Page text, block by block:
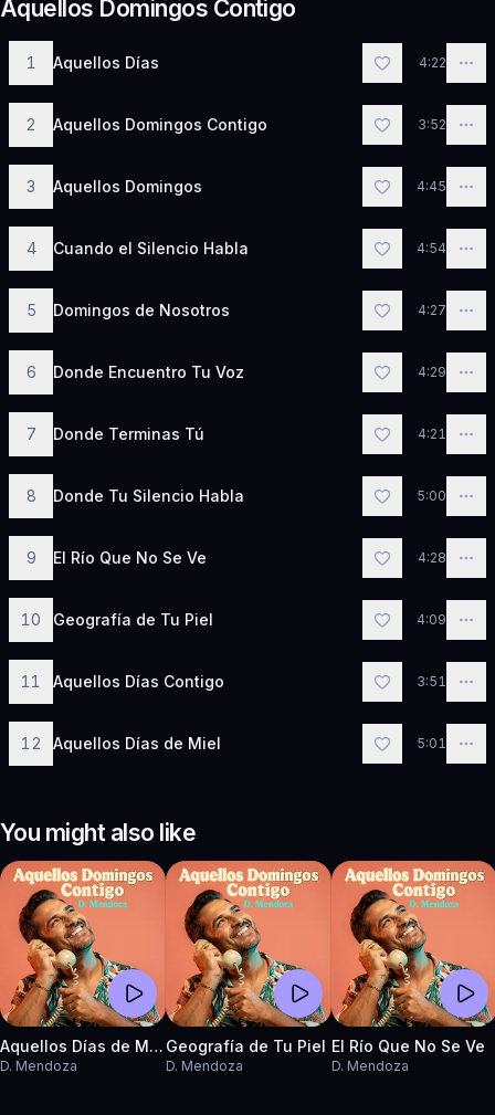
Aquellos Domingos Contigo
1 Aquellos Días 4:22
2 Aquellos Domingos Contigo 3:52
3 Aquellos Domingos 4:45
4 Cuando el Silencio Habla 4:54
5 Domingos de Nosotros 4:27
6 Donde Encuentro Tu Voz 4:29
7 Donde Terminas Tú 4:21
8 Donde Tu Silencio Habla 5:00
9 El Río Que No Se Ve 4:28
10 Geografía de Tu Piel 4:09
11 Aquellos Días Contigo 3:51
12 Aquellos Días de Miel 5:01
You might also like
Aquellos Días de Miel
D. Mendoza
Geografía de Tu Piel
D. Mendoza
El Río Que No Se Ve
D. Mendoza